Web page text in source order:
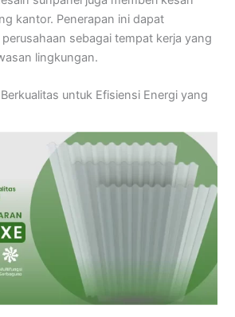
kantor. Penerapan ini dapat
sebagai tempat kerja yang
lingkungan.
untuk Efisiensi Energi yang